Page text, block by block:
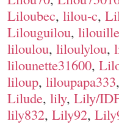
Liloubec, lilou-c,
Lilouguilou,
liloulou, liloulylou,
lilounette31600,
liloup, liloupapa333,
Lilude, lily, Lily/
lily832, Lily92,